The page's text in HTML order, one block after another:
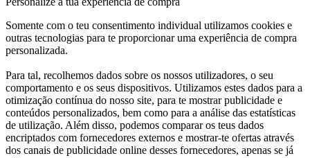
Somente com o teu consentimento individual utilizamos cookies e
outras tecnologias para te proporcionar uma experiência de compra
personalizada.
Para tal, recolhemos dados sobre os nossos utilizadores, o seu
comportamento e os seus dispositivos. Utilizamos estes dados para a
otimização contínua do nosso site, para te mostrar publicidade e
conteúdos personalizados, bem como para a análise das estatísticas
de utilização. Além disso, podemos comparar os teus dados
encriptados com fornecedores externos e mostrar-te ofertas através
dos canais de publicidade online desses fornecedores, apenas se já